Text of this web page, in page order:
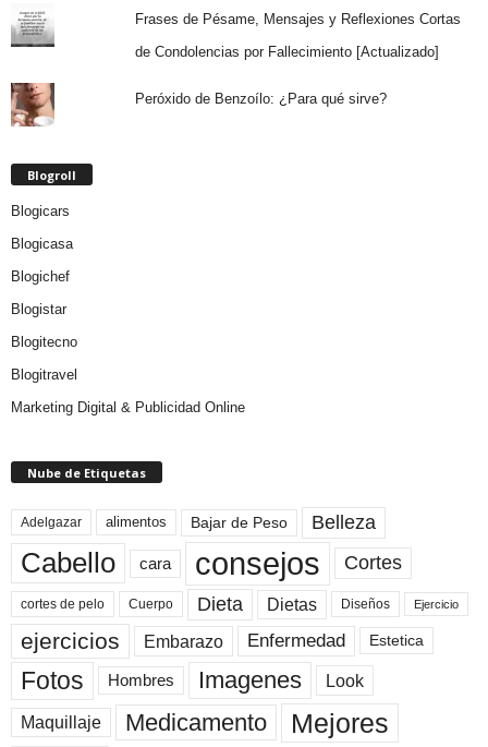
Frases de Pésame, Mensajes y Reflexiones Cortas
de Condolencias por Fallecimiento [Actualizado]
Peróxido de Benzoílo: ¿Para qué sirve?
Blogroll
Blogicars
Blogicasa
Blogichef
Blogistar
Blogitecno
Blogitravel
Marketing Digital & Publicidad Online
Nube de Etiquetas
Adelgazar alimentos Bajar de Peso Belleza
Cabello cara consejos Cortes
cortes de pelo Cuerpo Dieta Dietas Diseños Ejercicio
ejercicios Embarazo Enfermedad Estetica
Fotos Hombres Imagenes Look
Maquillaje Medicamento Mejores